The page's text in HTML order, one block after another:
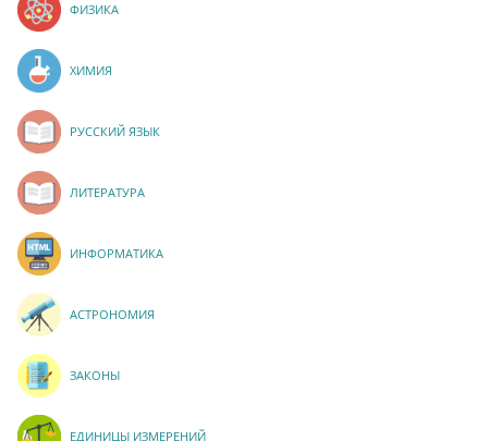
ФИЗИКА
ХИМИЯ
РУССКИЙ ЯЗЫК
ЛИТЕРАТУРА
ИНФОРМАТИКА
АСТРОНОМИЯ
ЗАКОНЫ
ЕДИНИЦЫ ИЗМЕРЕНИЙ